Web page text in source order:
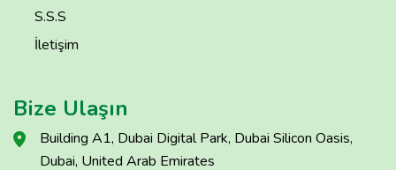
S.S.S
İletişim
Bize Ulaşın
Building A1, Dubai Digital Park, Dubai Silicon Oasis,
Dubai, United Arab Emirates